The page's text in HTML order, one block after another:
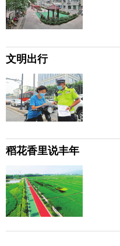
文明出行
稻花香里说丰年